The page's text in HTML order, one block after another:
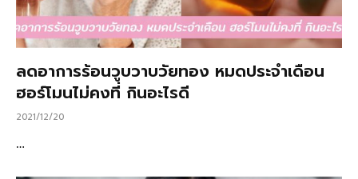
ลดอาการร้อนวูบวาบวัยทอง หมดประจำเดือน
ฮอร์โมนไม่คงที่ กินอะไรดี
2021/12/20
…